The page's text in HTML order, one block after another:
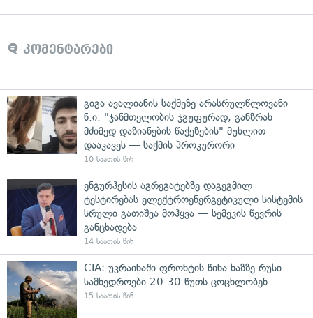
კომენტარები
გიგა ავალიანის საქმეზე არასრულწლოვანი
ნ.ი. "ჯანმთელობის ჯგუფურად, განზრახ
მძიმედ დაზიანების წაქეზების" მუხლით
დააკავეს — საქმის პროკურორი
10 საათის წინ
ენგურჰესის აგრეგატებზე დაგეგმილ
ტესტირებას ელექტროენერგეტიკული სისტემის
სრული გათიშვა მოჰყვა — სემეკის წევრის
განცხადება
14 საათის წინ
CIA: უკრაინაში ფრონტის წინა ხაზზე რუსი
სამხედროები 20-30 წუთს ცოცხლობენ
15 საათის წინ